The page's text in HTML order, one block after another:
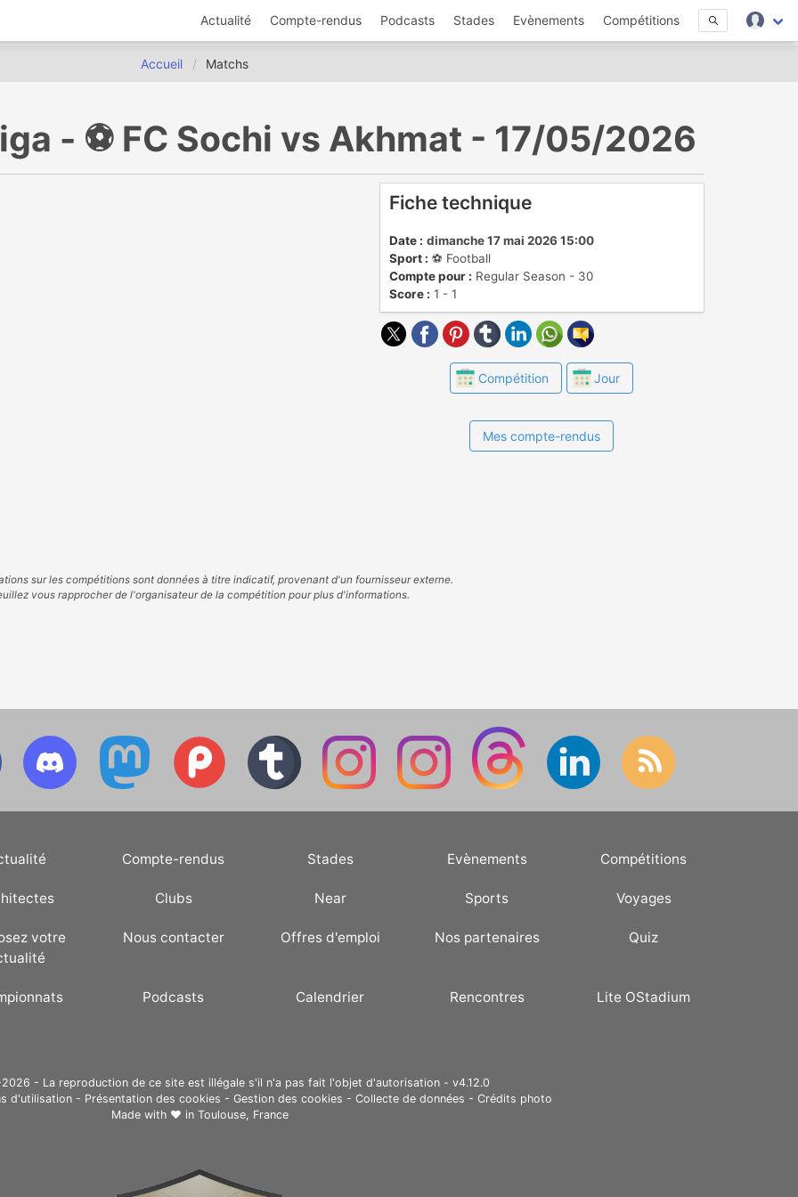
Actualité Compte-rendus Podcasts Stades Evènements Compétitions
Accueil Matchs
- ⚽️ FC Sochi vs Akhmat - 17/05/2026
Fiche technique
Date : dimanche 17 mai 2026 15:00
Sport : ⚽️ Football
Compte pour : Regular Season - 30
Score : 1 - 1
Compétition Jour
Mes compte-rendus
sur les compétitions sont données à titre indicatif, provenant d'un fournisseur externe.
vous rapprocher de l'organisateur de la compétition pour plus d'informations.
Compte-rendus Stades Evènements Compétitions
Clubs Near Sports Voyages
votre
Nous contacter Offres d'emploi Nos partenaires Quiz
Podcasts Calendrier Rencontres Lite OStadium
- La reproduction de ce site est illégale s'il n'a pas fait l'objet d'autorisation - v4.12.0
d'utilisation - Présentation des cookies - Gestion des cookies - Collecte de données - Crédits photo
Made with ❤ in Toulouse, France